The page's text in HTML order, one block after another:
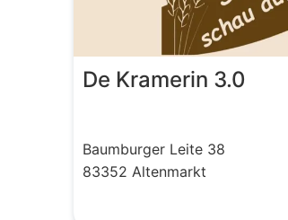
De Kramerin 3.0
Baumburger Leite 38
83352 Altenmarkt